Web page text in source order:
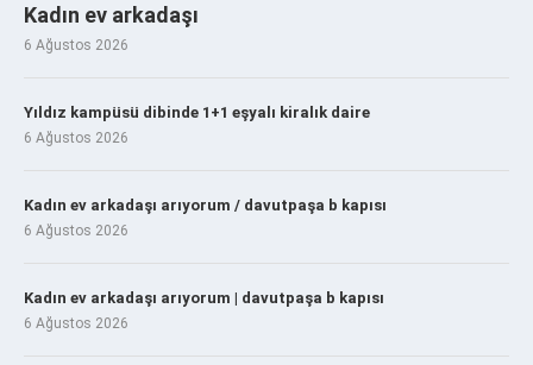
Kadın ev arkadaşı
6 Ağustos 2026
Yıldız kampüsü dibinde 1+1 eşyalı kiralık daire
6 Ağustos 2026
Kadın ev arkadaşı arıyorum / davutpaşa b kapısı
6 Ağustos 2026
Kadın ev arkadaşı arıyorum | davutpaşa b kapısı
6 Ağustos 2026